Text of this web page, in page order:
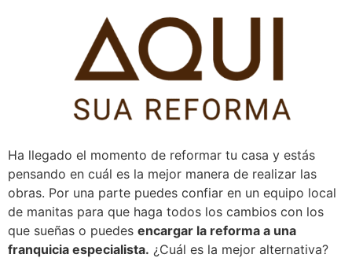
Ha llegado el momento de reformar tu casa y estás
pensando en cuál es la mejor manera de realizar las
obras. Por una parte puedes confiar en un equipo local
de manitas para que haga todos los cambios con los
que sueñas o puedes encargar la reforma a una
franquicia especialista. ¿Cuál es la mejor alternativa?